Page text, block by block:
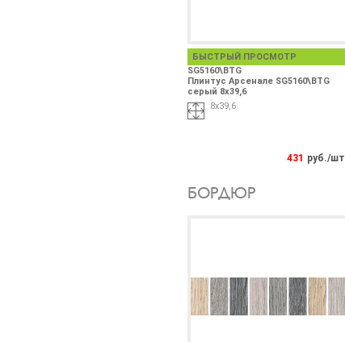
БЫСТРЫЙ ПРОСМОТР
SG5160\BTG
Плинтус Арсенале SG5160\BTG
серый 8х39,6
8х39,6
431 руб./шт
БОРДЮР